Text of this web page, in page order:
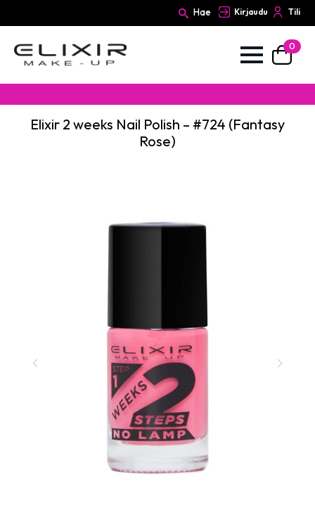
Hae Kirjaudu Tili
0
Elixir 2 weeks Nail Polish – #724 (Fantasy
Rose)